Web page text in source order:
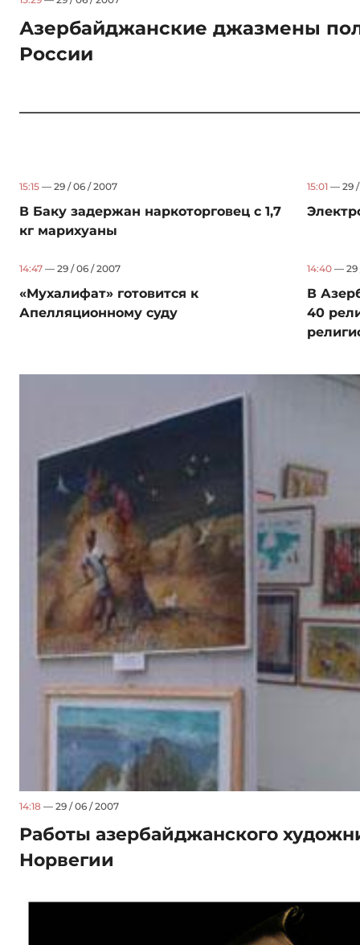
Азербайджанские джазмены
России
15:15 — 29 / 06 / 2007
В Баку задержан наркоторговец с 1,7
кг марихуаны
15:01— 29 /
14:47 — 29 / 06 / 2007
«Мухалифат» готовится к
Апелляционному суду
14:40— 29
В
40
14:18 — 29 / 06 / 2007
Работы азербайджанского
Норвегии